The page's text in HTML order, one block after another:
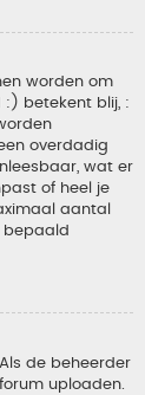
worden om
:) betekent blij, :
overdadig
wat er
of heel je
aantal
bepaald
de beheerder
uploaden.